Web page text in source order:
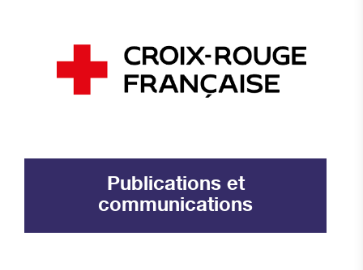
Publications et
communications